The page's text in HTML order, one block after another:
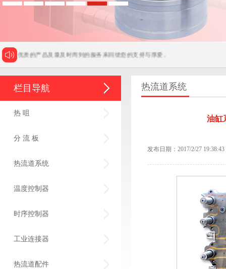
优质的产品及最及时周到的服务来回馈您的支持与厚爱。
栏目导航
热 咀
分 流 板
热流道系统
温度控制器
时序控制器
工业连接器
热流道配件
热流道系统
油缸
发布日期：2017/2/27 19:38:43